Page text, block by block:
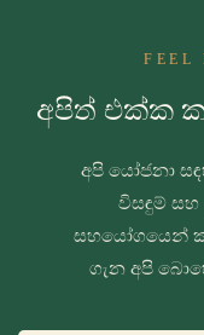
FEEL
අපිත් එක්ක
අපි යෝජනා
විසඳුම් සහ
සහයෝගයෙන්
ගැන අපි